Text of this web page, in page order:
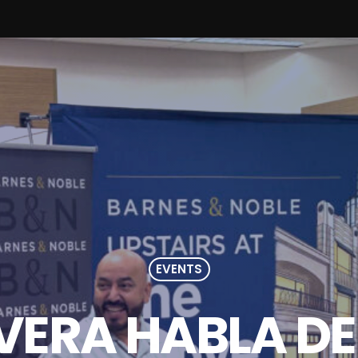
EVENTS
HABLA